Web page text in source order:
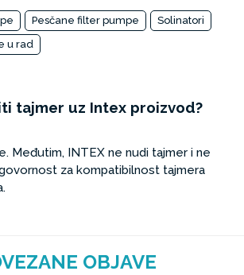
Pesčane filter pumpe
Solinatori
u rad
tajmer uz Intex proizvod?
Međutim, INTEX ne nudi tajmer i ne
za kompatibilnost tajmera
OBJAVE